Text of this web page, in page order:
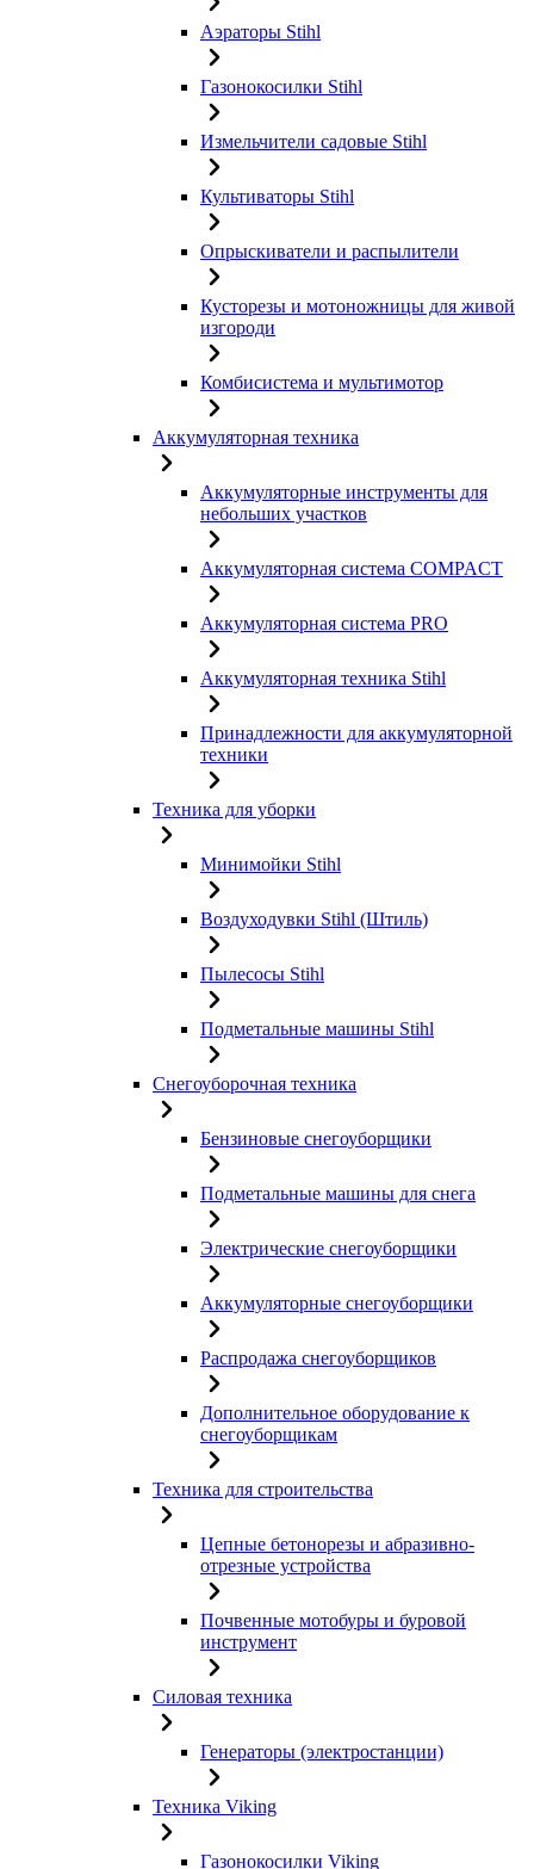
Аэраторы Stihl
Газонокосилки Stihl
Измельчители садовые Stihl
Культиваторы Stihl
Опрыскиватели и распылители
Кусторезы и мотоножницы для живой
изгороди
Комбисистема и мультимотор
Аккумуляторная техника
Аккумуляторные инструменты для
небольших участков
Аккумуляторная система COMPACT
Аккумуляторная система PRO
Аккумуляторная техника Stihl
Принадлежности для аккумуляторной
техники
Техника для уборки
Минимойки Stihl
Воздуходувки Stihl (Штиль)
Пылесосы Stihl
Подметальные машины Stihl
Снегоуборочная техника
Бензиновые снегоуборщики
Подметальные машины для снега
Электрические снегоуборщики
Аккумуляторные снегоуборщики
Распродажа снегоуборщиков
Дополнительное оборудование к
снегоуборщикам
Техника для строительства
Цепные бетонорезы и абразивно-
отрезные устройства
Почвенные мотобуры и буровой
инструмент
Силовая техника
Генераторы (электростанции)
Техника Viking
Газонокосилки Viking